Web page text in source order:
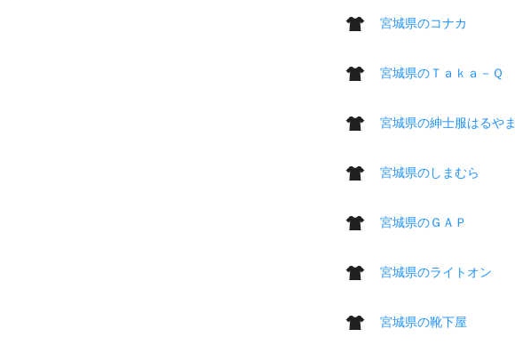
宮城県のコナカ
宮城県のＴａｋａ－Ｑ
宮城県の紳士服はるやま
宮城県のしまむら
宮城県のＧＡＰ
宮城県のライトオン
宮城県の靴下屋